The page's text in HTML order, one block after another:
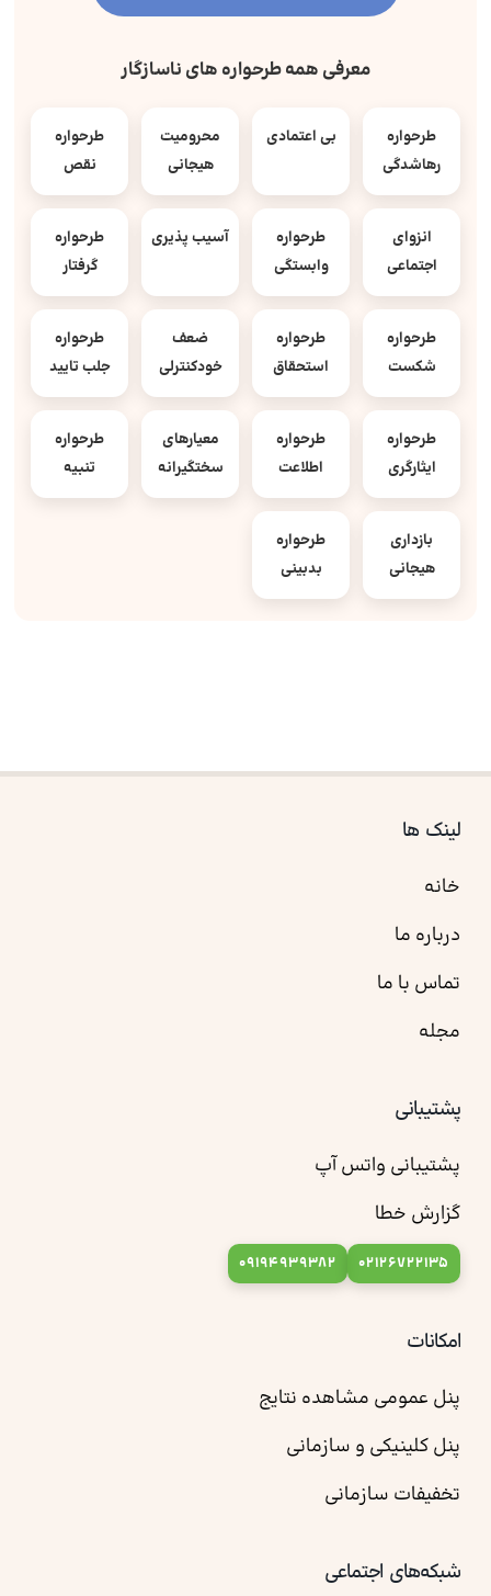
معرفی همه طرحواره های ناسازگار
طرحواره
رهاشدگی
بی اعتمادی
محرومیت
هیجانی
طرحواره
نقص
انزوای
اجتماعی
طرحواره
وابستگی
آسیب پذیری
طرحواره
گرفتار
طرحواره
شکست
طرحواره
استحقاق
ضعف
خودکنترلی
طرحواره
جلب تایید
طرحواره
ایثارگری
طرحواره
اطلاعت
معیارهای
سختگیرانه
طرحواره
تنبیه
بازداری
هیجانی
طرحواره
بدبینی
لینک ها
خانه
درباره ما
تماس با ما
مجله
پشتیبانی
پشتیبانی واتس آپ
گزارش خطا
02126722135
09194939382
امکانات
پنل عمومی مشاهده نتایج
پنل کلینیکی و سازمانی
تخفیفات سازمانی
شبکه‌های اجتماعی